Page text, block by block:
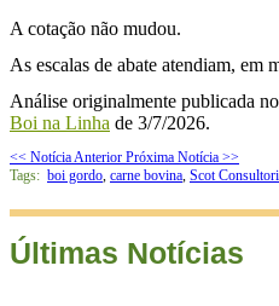
A cotação não mudou.
As escalas de abate atendiam, em
Análise originalmente publicada
Boi na Linha de 3/7/2026.
<< Notícia Anterior Próxima Notícia >>
Tags: boi gordo carne bovina Scot
Últimas Notícias